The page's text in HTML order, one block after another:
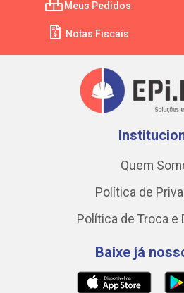
Meus Pedidos
Notas Fiscais
Quem
Política de
Política de Troca e
Baixe já